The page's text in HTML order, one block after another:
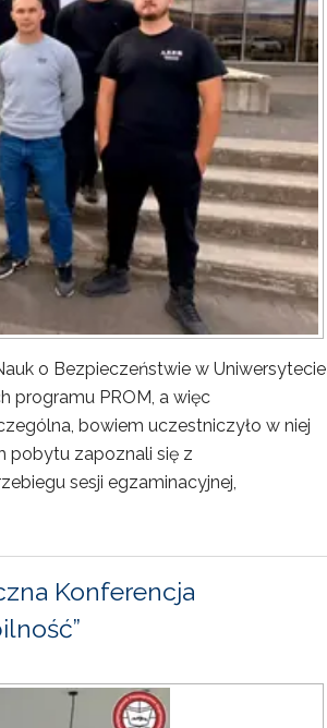
o Bezpieczeństwie w Uniwersytecie
programu PROM, a więc
bowiem uczestniczyło w niej
pobytu zapoznali się z
sesji egzaminacyjnej,
Konferencja